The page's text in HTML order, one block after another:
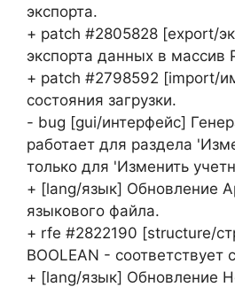
экспорта.
+ patch #2805828 [export/
экспорта данных в массив
+ patch #2798592 [import/
состояния загрузки.
- bug [gui/интерфейс]
работает для раздела
только для 'Изменить
+ [lang/язык] Обновление
языкового файла.
+ rfe #2822190 [structure/
BOOLEAN - соответствует
+ [lang/язык] Обновление